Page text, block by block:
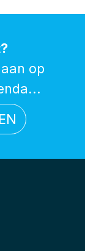
op